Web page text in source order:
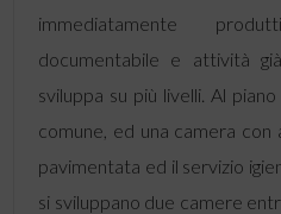
immediatamente
documentabile e attività
sviluppa su più livelli. Al
comune, ed una camera
pavimentata ed il servizio
si sviluppano due camere